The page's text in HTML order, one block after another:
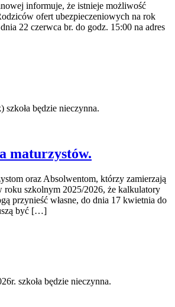
informuje, że istnieje możliwość
ofert ubezpieczeniowych na rok
22 czerwca br. do godz. 15:00 na adres
szkoła będzie nieczynna.
maturzystów.
oraz Absolwentom, którzy zamierzają
roku szkolnym 2025/2026, że kalkulatory
przynieść własne, do dnia 17 kwietnia do
być […]
szkoła będzie nieczynna.